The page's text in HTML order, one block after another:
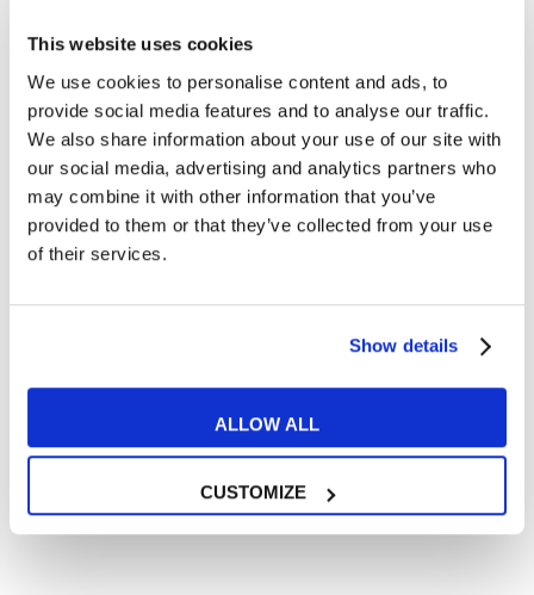
This website uses cookies
We use cookies to personalise content and ads, to
provide social media features and to analyse our traffic.
We also share information about your use of our site with
our social media, advertising and analytics partners who
may combine it with other information that you’ve
provided to them or that they’ve collected from your use
of their services.
Show details
ALLOW ALL
CUSTOMIZE
Cosa ti piace leggere?
Articoli dedicati alla grammatica inglese
Articoli dedicati a inglese nel mondo del lavoro
Articoli con tips e new sulla lingua inglese
Articoli divertenti su film e musica
In quanto di età superiore ai 16 anni, dichiaro di acconsentire
all’informativa privacy.
Desidero ricevere comunicazioni commerciali e promozionali
** le sedi contrassegnate con * offrono sempre solo corsi online